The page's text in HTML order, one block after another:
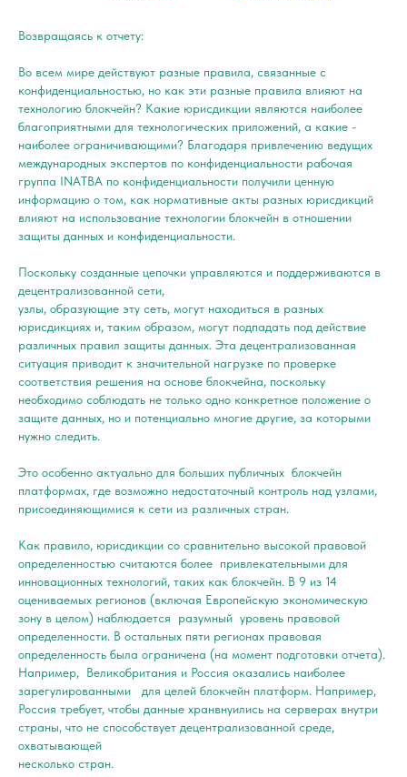
Возвращаясь к отчету:
Во всем мире действуют разные правила, связанные с
конфиденциальностью, но как эти разные правила влияют на
технологию блокчейн? Какие юрисдикции являются наиболее
благоприятными для технологических приложений, а какие -
наиболее ограничивающими? Благодаря привлечению ведущих
международных экспертов по конфиденциальности рабочая
группа INATBA по конфиденциальности получили ценную
информацию о том, как нормативные акты разных юрисдикций
влияют на использование технологии блокчейн в отношении
защиты данных и конфиденциальности.
Поскольку созданные цепочки управляются и поддерживаются в
децентрализованной сети,
узлы, образующие эту сеть, могут находиться в разных
юрисдикциях и, таким образом, могут подпадать под действие
различных правил защиты данных. Эта децентрализованная
ситуация приводит к значительной нагрузке по проверке
соответствия решения на основе блокчейна, поскольку
необходимо соблюдать не только одно конкретное положение о
защите данных, но и потенциально многие другие, за которыми
нужно следить.
Это особенно актуально для больших публичных блокчейн
платформах, где возможно недостаточный контроль над узлами,
присоединяющимися к сети из различных стран.
Как правило, юрисдикции со сравнительно высокой правовой
определенностью считаются более привлекательными для
инновационных технологий, таких как блокчейн. В 9 из 14
оцениваемых регионов (включая Европейскую экономическую
зону в целом) наблюдается разумный уровень правовой
определенности. В остальных пяти регионах правовая
определенность была ограничена (на момент подготовки отчета).
Например, Великобритания и Россия оказались наиболее
зарегулированными для целей блокчейн платформ. Например,
Россия требует, чтобы данные хранвнуились на серверах внутри
страны, что не способствует децентрализованной среде,
охватывающей
несколько стран.